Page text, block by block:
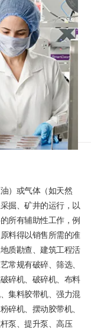
）或气体（如天然
掘、矿井的运行，以
所有辅助性工作，例
料得以销售所需的准
质勘查、建筑工程活
常规有破碎、筛选、
碎机、破碎机、布料
集料胶带机、强力混
碎机、摆动胶带机、
泵、提升泵、高压